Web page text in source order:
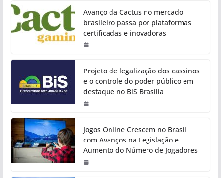
Avanço da Cactus no mercado
brasileiro passa por plataformas
certificadas e inovadoras
Projeto de legalização dos cassinos
e o controle do poder público em
destaque no BiS Brasília
Jogos Online Crescem no Brasil
com Avanços na Legislação e
Aumento do Número de Jogadores